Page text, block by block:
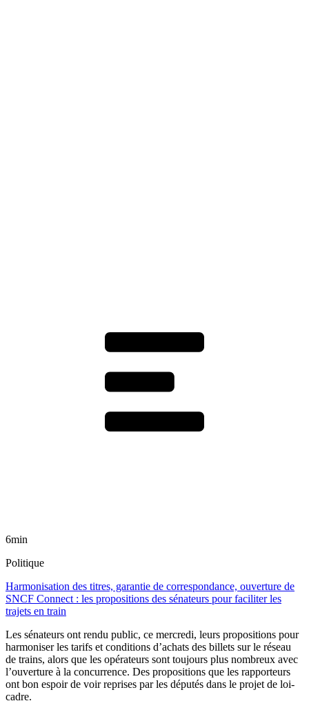
6min
Politique
Harmonisation des titres, garantie de correspondance, ouverture de
SNCF Connect : les propositions des sénateurs pour faciliter les
trajets en train
Les sénateurs ont rendu public, ce mercredi, leurs propositions pour
harmoniser les tarifs et conditions d’achats des billets sur le réseau
de trains, alors que les opérateurs sont toujours plus nombreux avec
l’ouverture à la concurrence. Des propositions que les rapporteurs
ont bon espoir de voir reprises par les députés dans le projet de loi-
cadre.